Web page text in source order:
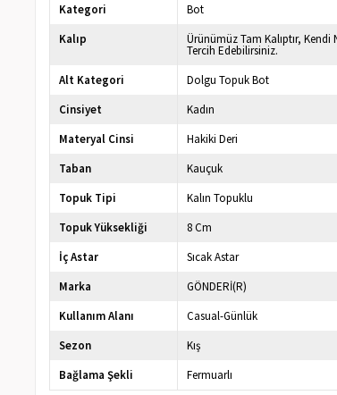
Kategori
Bot
Kalıp
Ürünümüz Tam Kalıptır, Kendi
Tercih Edebilirsiniz.
Alt Kategori
Dolgu Topuk Bot
Cinsiyet
Kadın
Materyal Cinsi
Hakiki Deri
Taban
Kauçuk
Topuk Tipi
Kalın Topuklu
Topuk Yüksekliği
8 Cm
İç Astar
Sıcak Astar
Marka
GÖNDERİ(R)
Kullanım Alanı
Casual-Günlük
Sezon
Kış
Bağlama Şekli
Fermuarlı